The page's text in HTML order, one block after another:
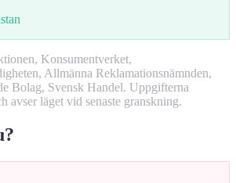
Konsumentverket,
Allmänna Reklamationsnämnden,
Bolag, Svensk Handel. Uppgifterna
avser läget vid senaste granskning.